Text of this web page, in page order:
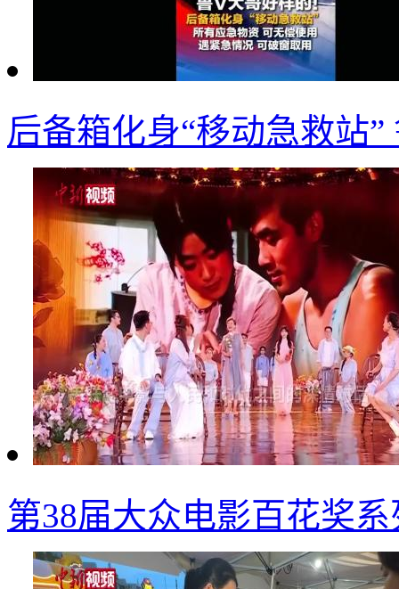
后备箱化身“移动急救站
第38届大众电影百花奖